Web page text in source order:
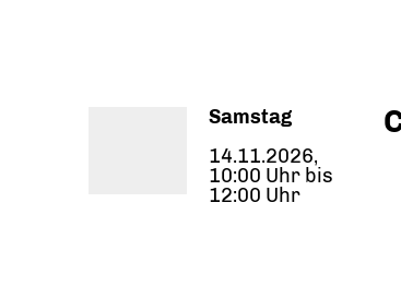
Samstag
14.11.2026,
10:00 Uhr bis
12:00 Uhr